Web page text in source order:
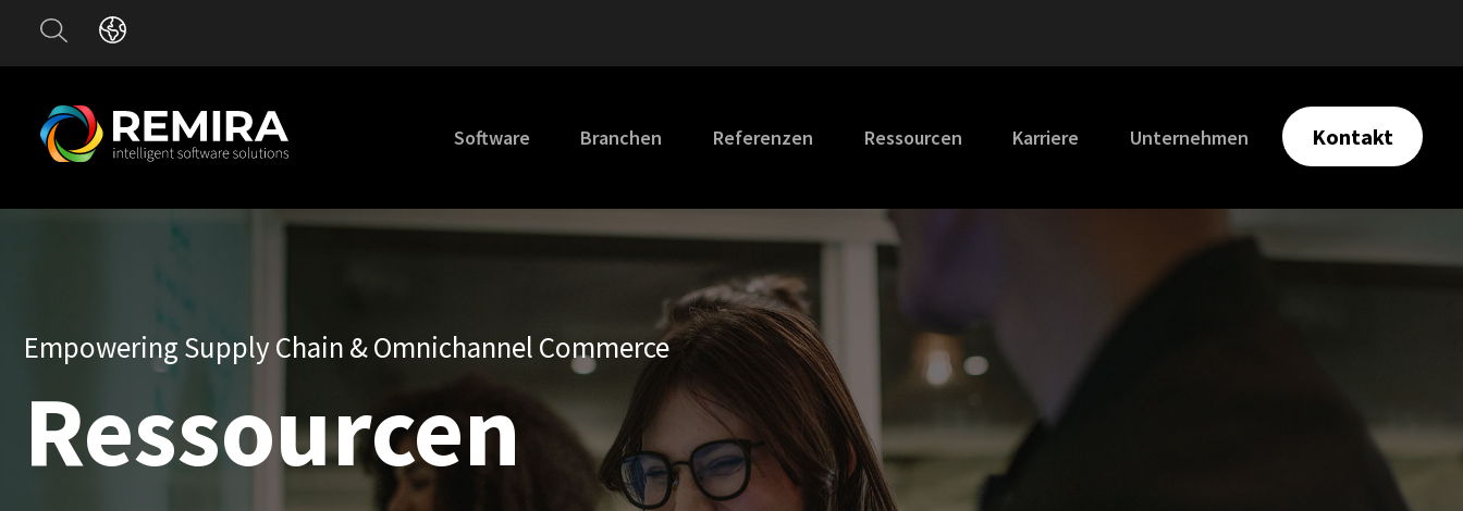
Software Branchen Referenzen Ressourcen Karriere Unternehmen Kontakt
Empowering Supply Chain & Omnichannel Commerce
Ressourcen